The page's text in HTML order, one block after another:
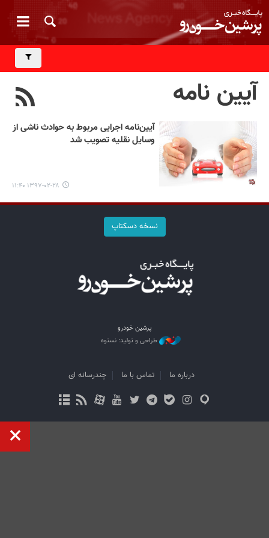
آیین نامه
آیین‌نامه اجرایی مربوط به حوادث ناشی از
وسایل نقلیه تصویب شد
۱۳۹۷-۰۲-۲۸ ۱۱:۴۰
نسخه دسکتاپ
پرشین خودرو
طراحی و تولید: نستوه
درباره ما تماس با ما چندرسانه ای